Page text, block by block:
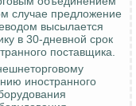
случае предложение
высылается
в 30-дневной срок
поставщика.
иностранного